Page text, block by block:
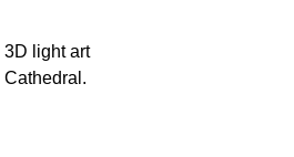
3D light art